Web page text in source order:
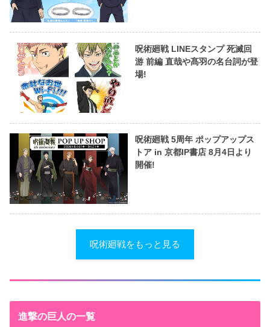
呪術廻戦 LINEスタンプ 死滅回
游 前編 直哉や髙羽の名台詞が登
場!
呪術廻戦 5周年 ポップアップス
トア in 京都IP書店 8月4日より
開催!
呪術廻戦をもっと見る
進撃の巨人の一覧